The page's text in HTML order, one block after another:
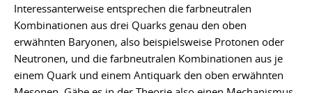
Interessanterweise entsprechen die farbneutralen
Kombinationen aus drei Quarks genau den oben
erwähnten Baryonen, also beispielsweise Protonen oder
Neutronen, und die farbneutralen Kombinationen aus je
einem Quark und einem Antiquark den oben erwähnten